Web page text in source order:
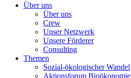
Über uns
Über uns
Crew
Unser Netzwerk
Unsere Förderer
Consulting
Themen
Sozial-ökologischer Wandel
Aktionsforum Bioökonomie